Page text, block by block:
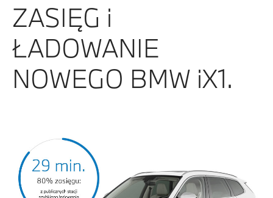
ZASIĘG i
ŁADOWANIE
NOWEGO BMW iX1.